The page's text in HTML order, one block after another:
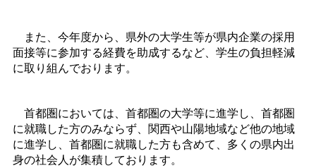
また、今年度から、県外の大学生等が県内企業の採用
面接等に参加する経費を助成するなど、学生の負担軽減
に取り組んでおります。
首都圏においては、首都圏の大学等に進学し、首都圏
に就職した方のみならず、関西や山陽地域など他の地域
に進学し、首都圏に就職した方も含めて、多くの県内出
身の社会人が集積しております。